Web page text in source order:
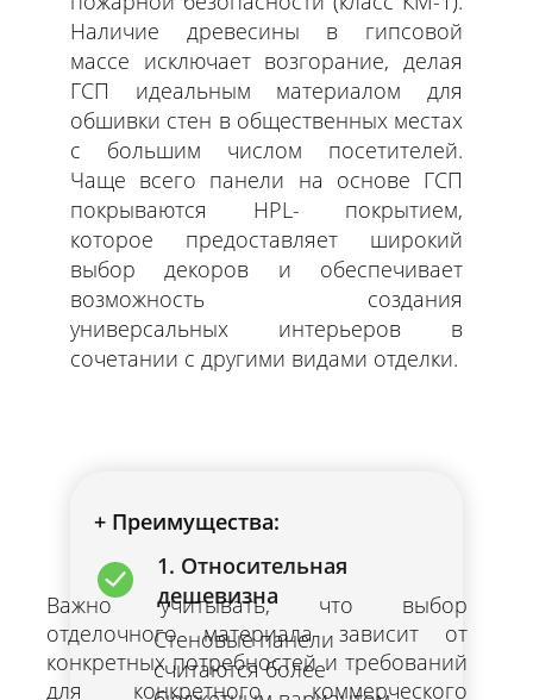
Наличие древесины в гипсовой
массе исключает возгорание, делая
ГСП идеальным материалом для
обшивки стен в общественных местах
с большим числом посетителей.
Чаще всего панели на основе ГСП
покрываются HPL- покрытием,
которое предоставляет широкий
выбор декоров и обеспечивает
возможность создания
универсальных интерьеров в
сочетании с другими видами отделки.
+ Преимущества:
1. Относительная
дешевизна
Стеновые панели
считаются более
Важно учитывать, что выбор
отделочного материала зависит от
конкретных потребностей и требований
для конкретного коммерческого